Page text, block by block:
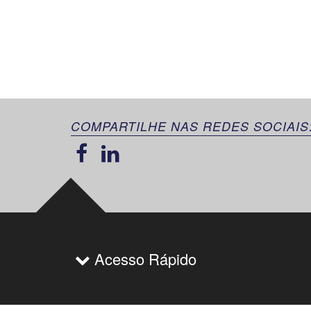
COMPARTILHE NAS REDES
Acesso Rápido